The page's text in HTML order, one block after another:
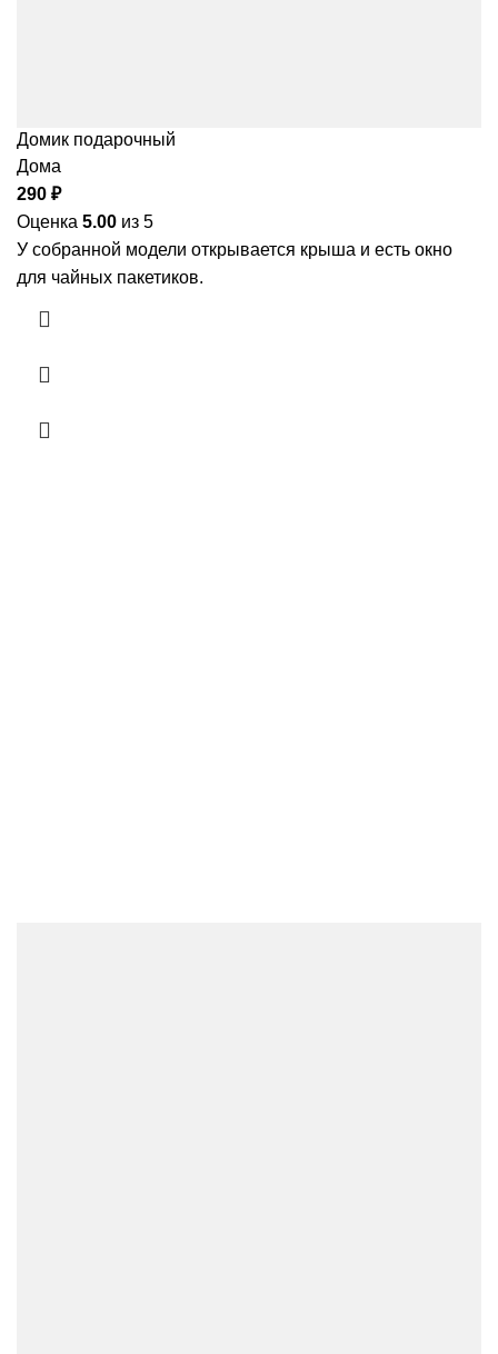
Домик подарочный
Дома
290 ₽
Оценка 5.00 из 5
У собранной модели открывается крыша и есть окно
для чайных пакетиков.